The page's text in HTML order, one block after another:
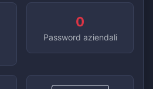
0
Password aziendali